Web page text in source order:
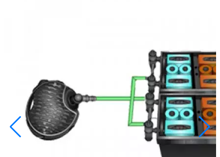
Каталог
Шкафы управления
Готовые фонтаны
Фонтанные насадки
Подводные светильники